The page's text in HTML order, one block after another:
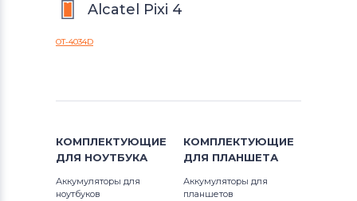
Alcatel Pixi 4
OT-4034D
КОМПЛЕКТУЮЩИЕ
ДЛЯ НОУТБУКА
Аккумуляторы для
ноутбуков
КОМПЛЕКТУЮЩИЕ
ДЛЯ ПЛАНШЕТА
Аккумуляторы для
планшетов